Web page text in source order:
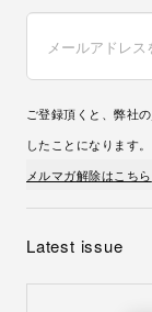
ご登録頂くと、弊社の
したことになります。
メルマガ解除はこちら
Latest issue